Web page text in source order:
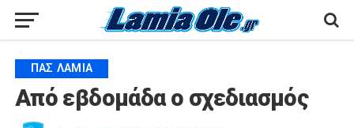
ΠΑΣ ΛΑΜΊΑ
Από εβδομάδα ο σχεδιασμός